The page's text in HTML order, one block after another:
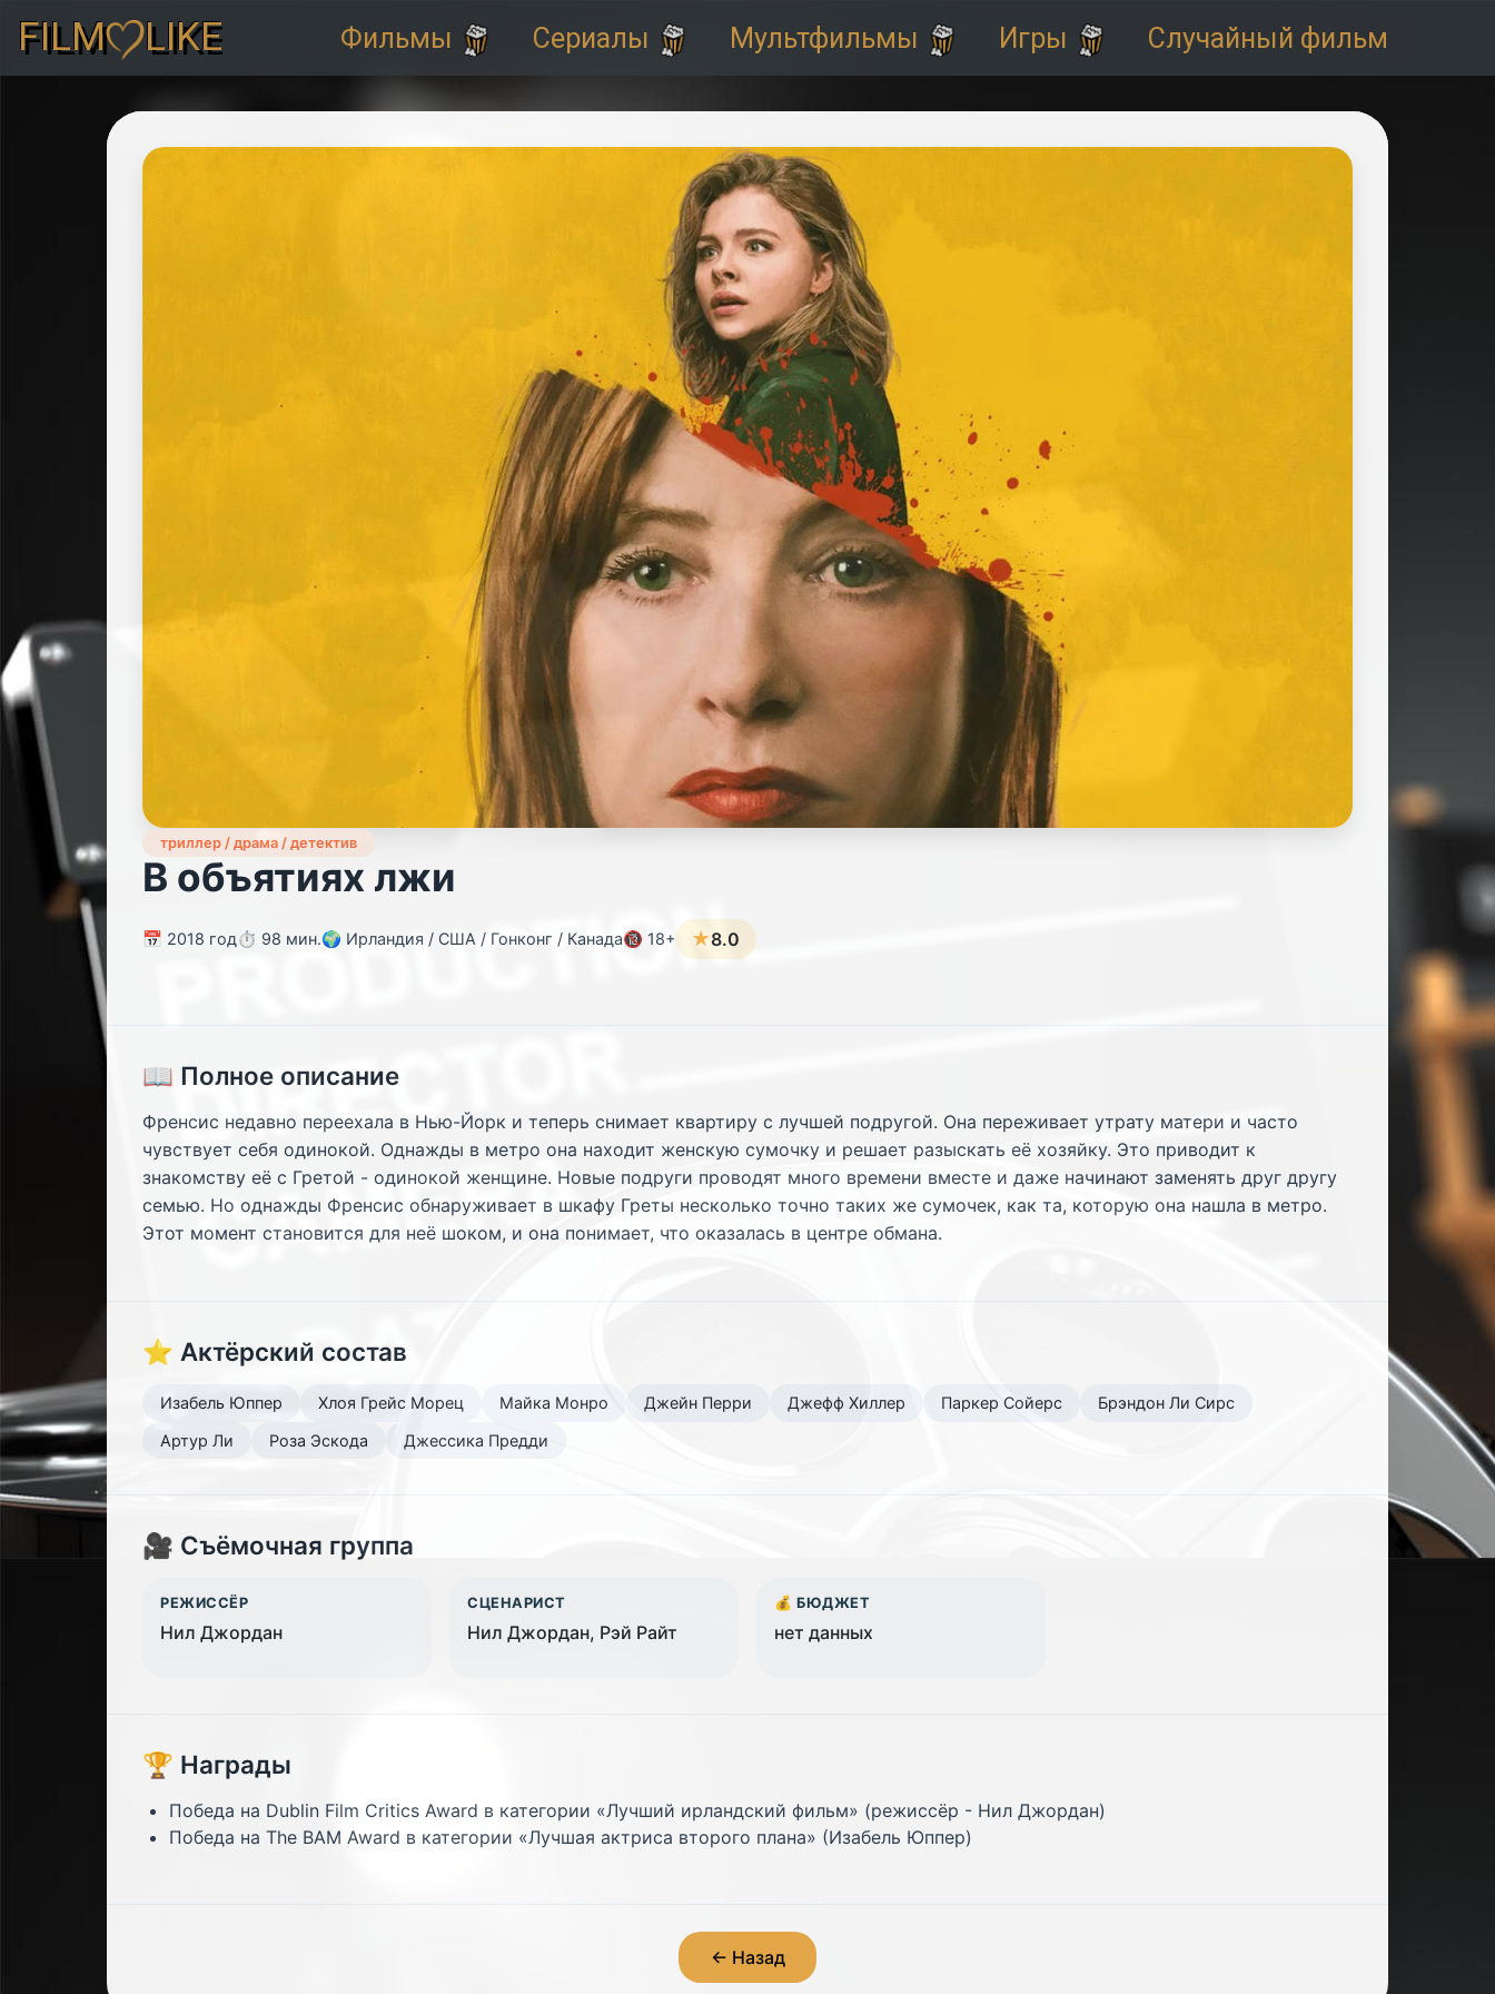
FILM LIKE Фильмы Сериалы Мультфильмы Игры Случайный фильм
триллер / драма / детектив
В объятиях лжи
📅 2018 год⏱️ 98 мин.🌍 Ирландия / США / Гонконг / Канада🔞 18+ ★8.0
📖 Полное описание
Френсис недавно переехала в Нью-Йорк и теперь снимает квартиру с лучшей подругой. Она переживает утрату матери и часто
чувствует себя одинокой. Однажды в метро она находит женскую сумочку и решает разыскать её хозяйку. Это приводит к
знакомству её с Гретой - одинокой женщине. Новые подруги проводят много времени вместе и даже начинают заменять друг другу
семью. Но однажды Френсис обнаруживает в шкафу Греты несколько точно таких же сумочек, как та, которую она нашла в метро.
Этот момент становится для неё шоком, и она понимает, что оказалась в центре обмана.
⭐ Актёрский состав
Изабель Юппер Хлоя Грейс Морец Майка Монро Джейн Перри Джефф Хиллер Паркер Сойерс
Брэндон Ли Сирс
Артур Ли
Роза Эскода Джессика Предди
🎥 Съёмочная группа
РЕЖИССЁР
Нил Джордан
СЦЕНАРИСТ
Нил Джордан, Рэй Райт
💰 БЮДЖЕТ
нет данных
🏆 Награды
Победа на Dublin Film Critics Award в категории «Лучший ирландский фильм» (режиссёр - Нил Джордан)
Победа на The BAM Award в категории «Лучшая актриса второго плана» (Изабель Юппер)
← Назад